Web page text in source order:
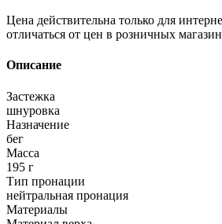
Цена действительна только для
отличаться от цен в розничных
Описание
Застежка
шнуровка
Назначение
бег
Масса
195 г
Тип пронации
нейтральная пронация
Материалы